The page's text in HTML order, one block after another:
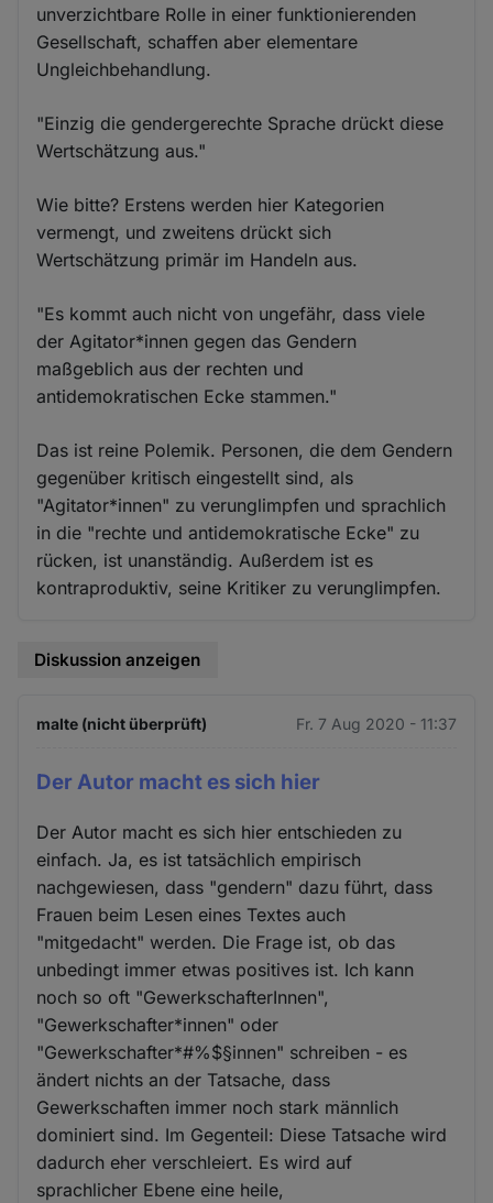
unverzichtbare Rolle in einer funktionierenden
Gesellschaft, schaffen aber elementare
Ungleichbehandlung.
"Einzig die gendergerechte Sprache drückt diese
Wertschätzung aus."
Wie bitte? Erstens werden hier Kategorien
vermengt, und zweitens drückt sich
Wertschätzung primär im Handeln aus.
"Es kommt auch nicht von ungefähr, dass viele
der Agitator*innen gegen das Gendern
maßgeblich aus der rechten und
antidemokratischen Ecke stammen."
Das ist reine Polemik. Personen, die dem Gendern
gegenüber kritisch eingestellt sind, als
"Agitator*innen" zu verunglimpfen und sprachlich
in die "rechte und antidemokratische Ecke" zu
rücken, ist unanständig. Außerdem ist es
kontraproduktiv, seine Kritiker zu verunglimpfen.
Diskussion anzeigen
malte (nicht überprüft) Fr. 7 Aug 2020 - 11:37
Der Autor macht es sich hier
Der Autor macht es sich hier entschieden zu
einfach. Ja, es ist tatsächlich empirisch
nachgewiesen, dass "gendern" dazu führt, dass
Frauen beim Lesen eines Textes auch
"mitgedacht" werden. Die Frage ist, ob das
unbedingt immer etwas positives ist. Ich kann
noch so oft "GewerkschafterInnen",
"Gewerkschafter*innen" oder
"Gewerkschafter*#%$§innen" schreiben - es
ändert nichts an der Tatsache, dass
Gewerkschaften immer noch stark männlich
dominiert sind. Im Gegenteil: Diese Tatsache wird
dadurch eher verschleiert. Es wird auf
sprachlicher Ebene eine heile,